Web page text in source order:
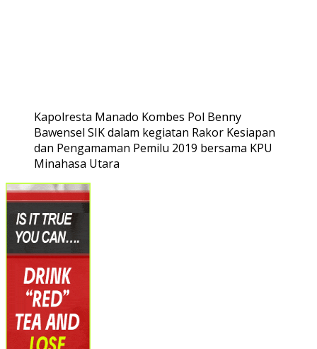
Kapolresta Manado Kombes Pol Benny
Bawensel SIK dalam kegiatan Rakor Kesiapan
dan Pengamaman Pemilu 2019 bersama KPU
Minahasa Utara